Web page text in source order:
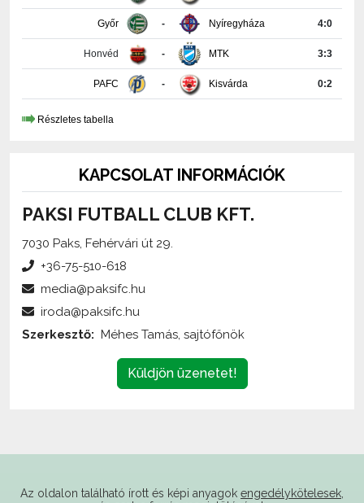
Honvéd MTK 3:3
PAFC Kisvárda 0:2
Részletes tabella
PAKSI FUTBALL CLUB KFT.
7030 Paks, Fehérvári út 29.
Küldjön üzenetet!
internetes felhasználás esetén élő hivatkozás elhelyezésével
(forrás: paksifc.hu) használhatóak fel.